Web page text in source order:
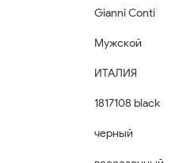
Gianni Conti
Мужской
ИТАЛИЯ
1817108 black
черный